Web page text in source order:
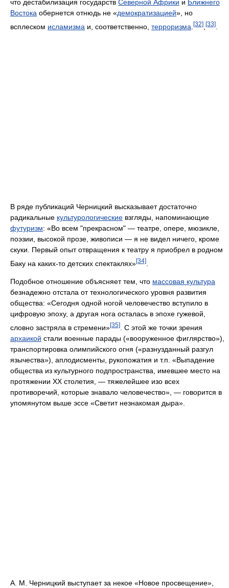
что дестабилизация государств Северной Африки и Ближнего
Востока обернется отнюдь не «демократизацией», но
всплеском исламизма и, соответственно, терроризма [32] [33]
В ряде публикаций Черницкий высказывает достаточно
радикальные культурологические взгляды, напоминающие
футуризм: «Во всем "прекрасном" — театре, опере, мюзикле,
поэзии, высокой прозе, живописи — я не видел ничего, кроме
скуки. Первый опыт отвращения к театру я приобрел в родном
Баку на каких-то детских спектаклях»[34]
Подобное отношение объясняет тем, что массовая культура
безнадежно отстала от технологического уровня развития
общества: «Сегодня одной ногой человечество вступило в
цифровую эпоху, а другая нога осталась в эпохе гужевой,
словно застряла в стремени»[35]
. С этой же точки зрения
архаикой стали военные парады («вооруженное фиглярство»),
транспортировка олимпийского огня («разнузданный разгул
язычества»), аплодисменты, рукопожатия и т.п. «Выпадение
общества из культурного подпространства, имевшее место на
протяжении XX столетия, — тяжелейшее изо всех
противоречий, которые знавало человечество», — говорится в
упомянутом выше эссе «Светит незнакомая дыра».
А. М. Черницкий выступает за некое «Новое просвещение»,